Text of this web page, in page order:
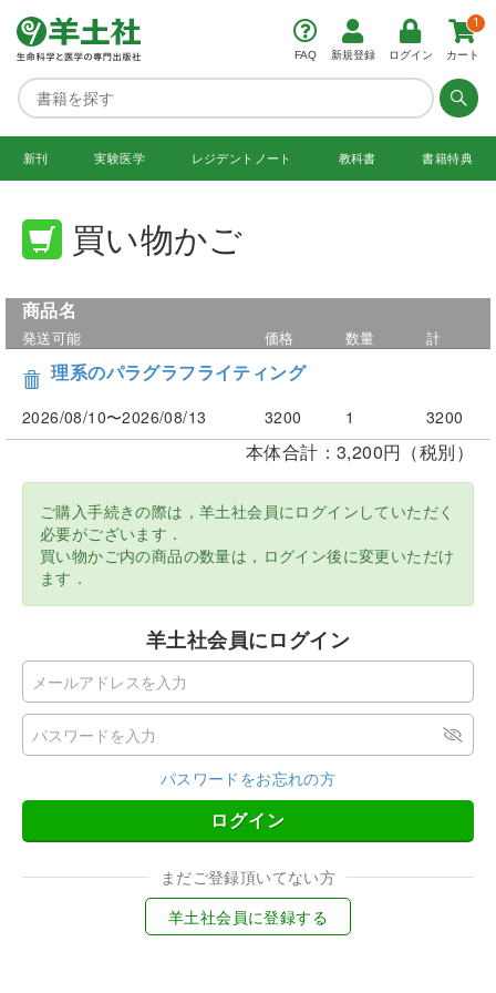
FAQ 新規登録 ログイン カート
1
新刊 実験医学 レジデント ノート 教科書 書籍特典
買い物かご
商品名
発送可能 価格 数量 計
理系のパラグラフライティング
2026/08/10〜2026/08/13 3200 1 3200
本体合計：3,200円（税別）
ご購入手続きの際は，羊土社会員にログインしていただく
必要がございます．
買い物かご内の商品の数量は，ログイン後に変更いただけ
ます．
羊土社会員にログイン
パスワードをお忘れの方
ログイン
まだご登録頂いてない方
羊土社会員に登録する